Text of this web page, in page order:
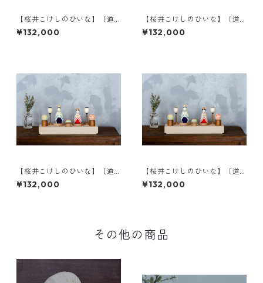
【桜井こけしのひいな】〔道
具セット〕貴心松華〈座雛〉
こけし模様
¥132,000
【桜井こけしのひいな】〔道
具セット〕貴心松華〈立雛〉
松竹梅模様
¥132,000
【桜井こけしのひいな】〔道
具セット〕貴心松華〈立雛〉
こけし模様
¥132,000
【桜井こけしのひいな】〔道
具セット〕貴心松華〈立雛(裾
広)〉松竹梅模様
¥132,000
その他の商品